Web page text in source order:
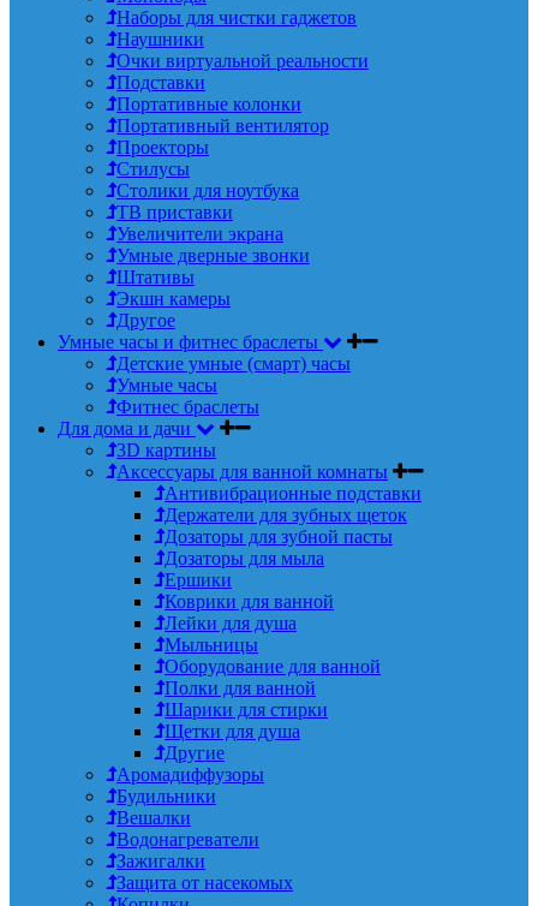
Наборы для чистки гаджетов
Наушники
Очки виртуальной реальности
Подставки
Портативные колонки
Портативный вентилятор
Проекторы
Стилусы
Столики для ноутбука
ТВ приставки
Увеличители экрана
Умные дверные звонки
Штативы
Экшн камеры
Другое
Умные часы и фитнес браслеты
Детские умные (смарт) часы
Умные часы
Фитнес браслеты
Для дома и дачи
3D картины
Аксессуары для ванной комнаты
Антивибрационные подставки
Держатели для зубных щеток
Дозаторы для зубной пасты
Дозаторы для мыла
Ершики
Коврики для ванной
Лейки для душа
Мыльницы
Оборудование для ванной
Полки для ванной
Шарики для стирки
Щетки для душа
Другие
Аромадиффузоры
Будильники
Вешалки
Водонагреватели
Зажигалки
Защита от насекомых